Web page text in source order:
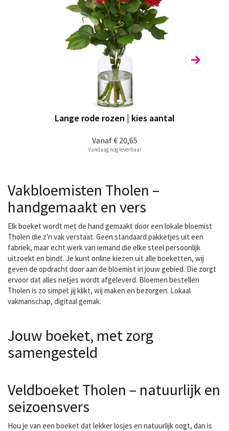
Vanaf€ 20,65
Lange rode rozen | kies aantal
Vandaag nog leverbaar
Vakbloemisten Tholen –
handgemaakt en vers
Elk boeket wordt met de hand gemaakt door een lokale bloemist
Tholen die z'n vak verstaat. Geen standaard pakketjes uit een
fabriek, maar echt werk van iemand die elke steel persoonlijk
uitzoekt en bindt. Je kunt online kiezen uit alle boeketten, wij
geven de opdracht door aan de bloemist in jouw gebied. Die zorgt
ervoor dat alles netjes wordt afgeleverd. Bloemen bestellen
Tholen is zo simpel: jij klikt, wij maken en bezorgen. Lokaal
vakmanschap, digitaal gemak.
Jouw boeket, met zorg
samengesteld
Veldboeket Tholen – natuurlijk en
seizoensvers
Hou je van een boeket dat lekker losjes en natuurlijk oogt, dan is